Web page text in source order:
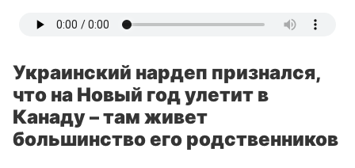
Украинский нардеп признался,
что на Новый год улетит в
Канаду – там живет
большинство его родственников